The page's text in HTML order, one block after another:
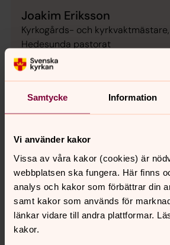
Samtycke Information
Vi använder kakor
Vissa av våra kakor (cookies) är
webbplatsen ska fungera. Här finns
analys och kakor som förbättrar din
samt kakor som används för
länkar vidare till andra plattformar.
kakor.
Joakim Eriksson
Kyrkogårds- och
Hedesunda pastorat
Direkt:0291- 107 75
026-
E-post:
Emelie Forsberg
Kyrkogårds- och
Hedesunda pastorat
Direkt: 026-13 24 62Växel:027-19
E-post: